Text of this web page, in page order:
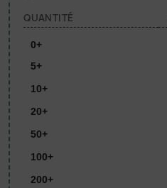
QUANTITÉ
0+
5+
10+
20+
50+
100+
200+